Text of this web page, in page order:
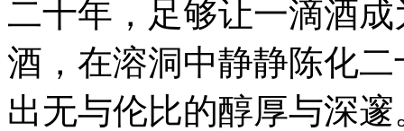
二十年，足够让一滴酒
酒，在溶洞中静静陈化
出无与伦比的醇厚与深